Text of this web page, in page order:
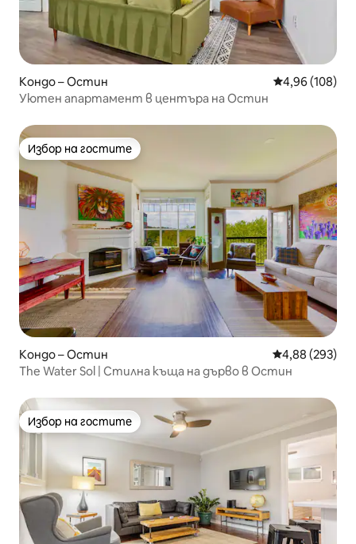
Кондо – Остин Средна
4,96 (108)
Уютен апартамент в центъра на Остин
Избор на гостите
Избор на гостите
Кондо – Остин Средна
4,88 (293)
The Water Sol | Стилна къща на дърво в Остин
Избор на гостите
Избор на гостите